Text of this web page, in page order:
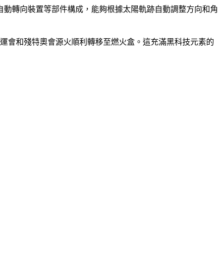
轉向裝置等部件構成，能夠根據太陽軌跡自動調整方向和角
會和殘特奧會源火順利轉移至燃火盒。這充滿黑科技元素的